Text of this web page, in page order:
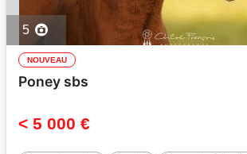
5
NOUVEAU
Poney sbs
< 5 000 €